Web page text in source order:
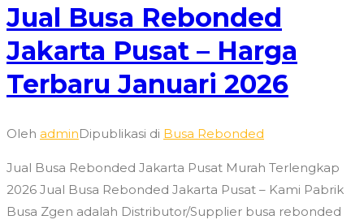
Jual Busa Rebonded
Jakarta Pusat – Harga
Terbaru Januari 2026
Oleh adminDipublikasi di Busa Rebonded
Jual Busa Rebonded Jakarta Pusat Murah Terlengkap
2026 Jual Busa Rebonded Jakarta Pusat – Kami Pabrik
Busa Zgen adalah Distributor/Supplier busa rebonded